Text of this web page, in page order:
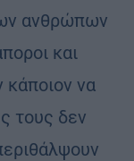
ανθρώπων
και
κάποιον να
τους δεν